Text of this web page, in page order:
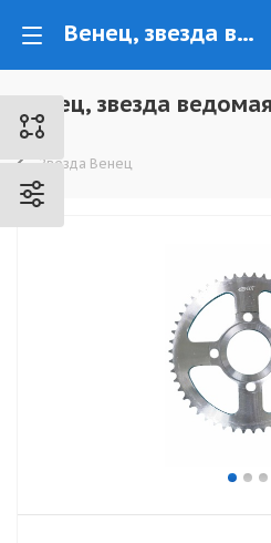
Венец, звезда ведомая CG/CB (428H-50) - www.kovrovec.ru
Венец, звезда
50)
Звезда Венец